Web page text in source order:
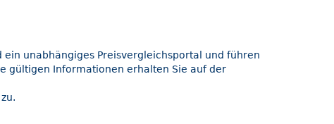
unabhängiges Preisvergleichsportal und führen
gültigen Informationen erhalten Sie auf der